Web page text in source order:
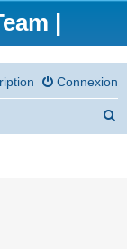
|
Connexion